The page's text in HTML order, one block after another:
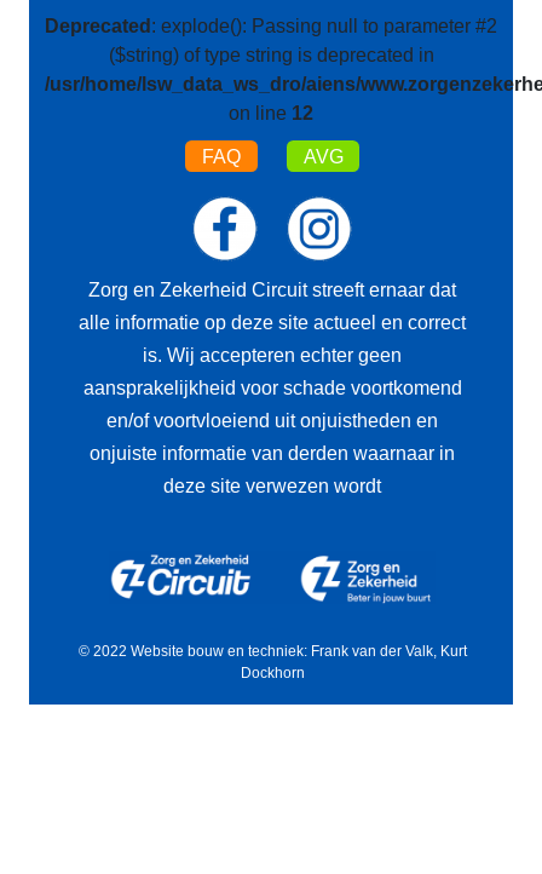
Deprecated : explode(): Passing null to parameter #2
($string) of type string is deprecated in
/usr/home/lsw_data_ws_dro/aiens/
on line 12
FAQ AVG
Zorg en Zekerheid Circuit streeft ernaar dat
alle informatie op deze site actueel en correct
is. Wij accepteren echter geen
aansprakelijkheid voor schade voortkomend
en/of voortvloeiend uit onjuistheden en
onjuiste informatie van derden waarnaar in
deze site verwezen wordt
© 2022 Website bouw en techniek: Frank van der Valk, Kurt
Dockhorn